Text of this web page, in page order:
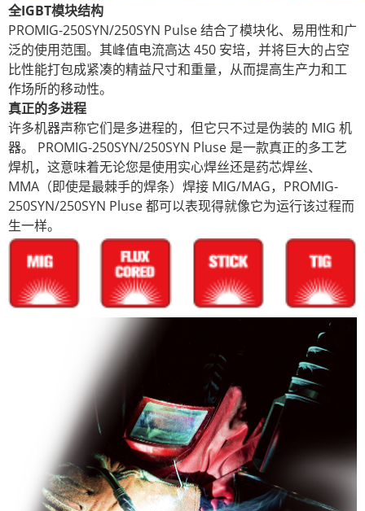
全IGBT模块结构
PROMIG-250SYN/250SYN Pulse 结合了模块化、易用性和广
泛的使用范围。其峰值电流高达 450 安培，并将巨大的占空
比性能打包成紧凑的精益尺寸和重量，从而提高生产力和工
作场所的移动性。
真正的多进程
许多机器声称它们是多进程的，但它只不过是伪装的 MIG 机
器。 PROMIG-250SYN/250SYN Pluse 是一款真正的多工艺
焊机，这意味着无论您是使用实心焊丝还是药芯焊丝、
MMA（即使是最棘手的焊条）焊接 MIG/MAG，PROMIG-
250SYN/250SYN Pluse 都可以表现得就像它为运行该过程而
生一样。